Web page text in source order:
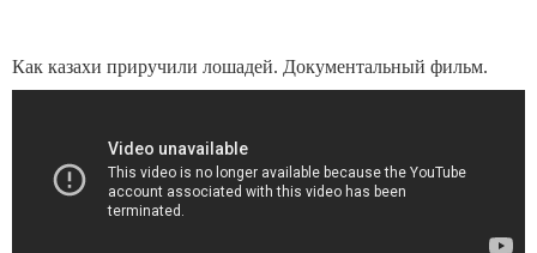
Как казахи приручили лошадей. Документальный фильм.